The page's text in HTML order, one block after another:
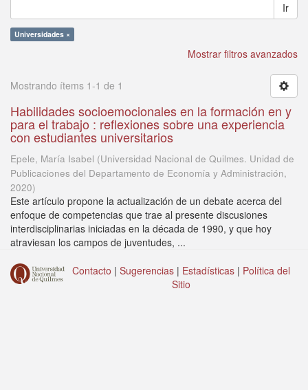
Ir
Universidades ×
Mostrar filtros avanzados
Mostrando ítems 1-1 de 1
Habilidades socioemocionales en la formación en y
para el trabajo : reflexiones sobre una experiencia
con estudiantes universitarios
Epele, María Isabel (Universidad Nacional de Quilmes. Unidad de
Publicaciones del Departamento de Economía y Administración,
2020)
Este artículo propone la actualización de un debate acerca del
enfoque de competencias que trae al presente discusiones
interdisciplinarias iniciadas en la década de 1990, y que hoy
atraviesan los campos de juventudes, ...
Contacto | Sugerencias | Estadísticas | Política del
Sitio